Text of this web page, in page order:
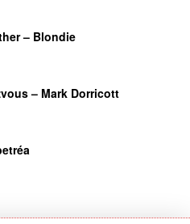
– Blondie
– Mark Dorricott